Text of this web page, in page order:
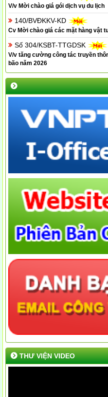
V/v Mời chào giá gói dịch vụ du lịch
140/BVĐKKV-KD
Cv Mời chào giá các mặt hàng vật
Số 304/KSBT-TTGDSK
V/v tăng cường công tác truyền
bão năm 2026
THƯ VIỆN VIDEO